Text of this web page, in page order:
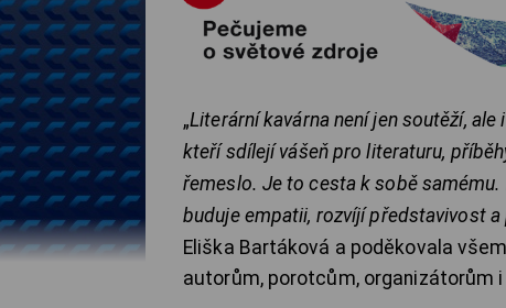
„Literární kavárna není jen soutěží,
kteří sdílejí vášeň pro literaturu,
řemeslo. Je to cesta k sobě
buduje empatii, rozvíjí představivost
Eliška Bartáková a poděkovala
autorům, porotcům, organizátorům